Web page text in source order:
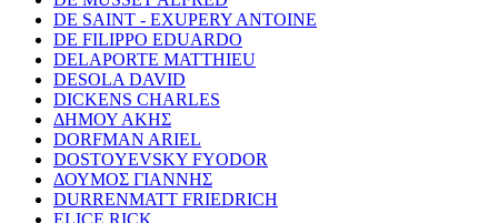
DE SAINT - EXUPERY ANTOINE
DE FILIPPO EDUARDO
DELAPORTE MATTHIEU
DESOLA DAVID
DICKENS CHARLES
ΔΗΜΟΥ ΑΚΗΣ
DORFMAN ARIEL
DOSTOYEVSKY FYODOR
ΔΟΥΜΟΣ ΓΙΑΝΝΗΣ
DURRENMATT FRIEDRICH
ELICE RICK